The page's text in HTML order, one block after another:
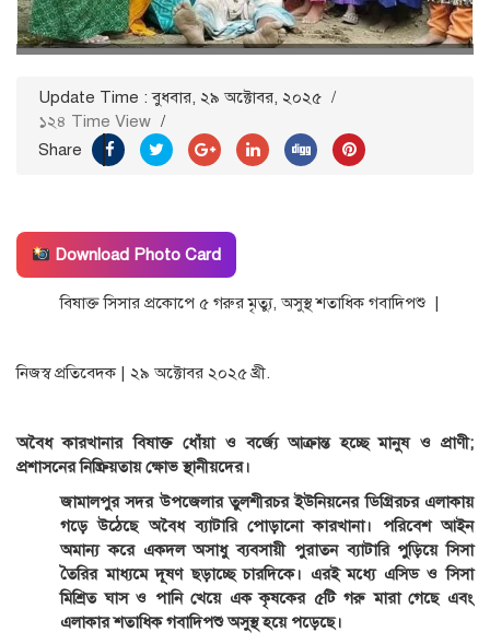
Update Time : বুধবার, ২৯ অক্টোবর, ২০২৫ /
১২৪ Time View /
Share
Download Photo Card
বিষাক্ত সিসার প্রকোপে ৫ গরুর মৃত্যু, অসুস্থ শতাধিক গবাদিপশু |
নিজস্ব প্রতিবেদক | ২৯ অক্টোবর ২০২৫ খ্রী.
অবৈধ কারখানার বিষাক্ত ধোঁয়া ও বর্জ্যে আক্রান্ত হচ্ছে মানুষ ও প্রাণী;
প্রশাসনের নিষ্ক্রিয়তায় ক্ষোভ স্থানীয়দের।
জামালপুর সদর উপজেলার তুলশীরচর ইউনিয়নের ডিগ্রিরচর এলাকায়
গড়ে উঠেছে অবৈধ ব্যাটারি পোড়ানো কারখানা। পরিবেশ আইন
অমান্য করে একদল অসাধু ব্যবসায়ী পুরাতন ব্যাটারি পুড়িয়ে সিসা
তৈরির মাধ্যমে দূষণ ছড়াচ্ছে চারদিকে। এরই মধ্যে এসিড ও সিসা
মিশ্রিত ঘাস ও পানি খেয়ে এক কৃষকের ৫টি গরু মারা গেছে এবং
এলাকার শতাধিক গবাদিপশু অসুস্থ হয়ে পড়েছে।